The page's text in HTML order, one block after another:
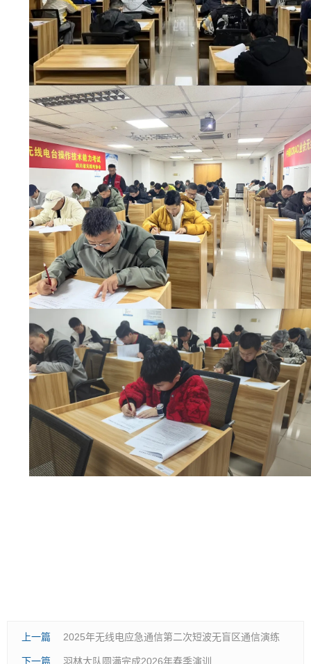
上一篇 2025年无线电应急通信第二次短波无盲区通信演练
羽林大队圆满完成2026年春季演训
下一篇